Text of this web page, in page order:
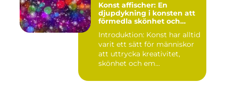
Konst affischer: En
djupdykning i konsten att
förmedla skönhet och
Introduktion: Konst har alltid
varit ett sätt för människor
att uttrycka kreativitet,
skönhet och em...